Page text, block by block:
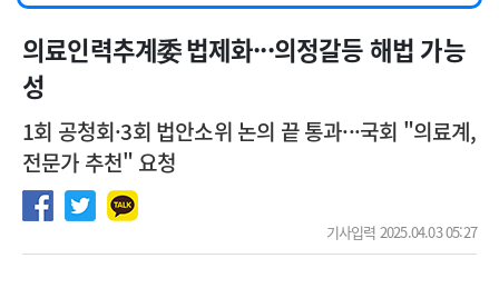
[서울아산병원] 2026년 하반기 인턴 모집
[영남대학교의료원] 마취통증의학과 임기제 임상의사 채용
의료인력추계委 법제화···의정갈등 해법 가능
성
1회 공청회·3회 법안소위 논의 끝 통과···국회 "의료계,
전문가 추천" 요청
기사입력 2025.04.03 05:27